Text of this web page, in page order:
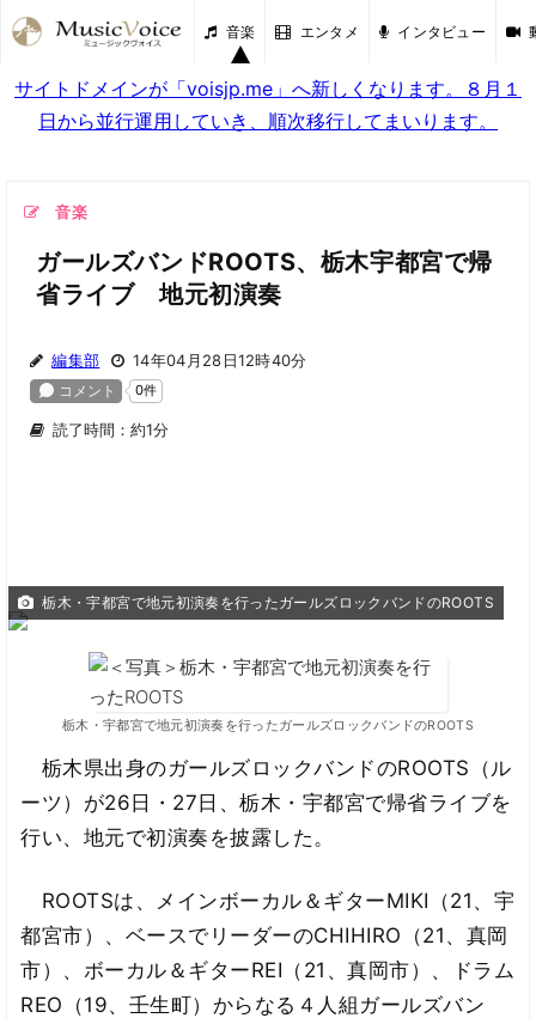
音楽 エンタメ インタビュー
サイトドメインが「voisjp.me」へ新しくなります。８月１
日から並行運用していき、順次移行してまいります。
音楽
ガールズバンドROOTS、栃木宇都宮で帰
省ライブ 地元初演奏
編集部 14年04月28日12時40分
読了時間：約1分
栃木・宇都宮で地元初演奏を行ったガールズロックバンドのROOTS
栃木・宇都宮で地元初演奏を行ったガールズロックバンドのROOTS
栃木県出身のガールズロックバンドのROOTS（ル
ーツ）が26日・27日、栃木・宇都宮で帰省ライブを
行い、地元で初演奏を披露した。
ROOTSは、メインボーカル＆ギターMIKI（21、宇
都宮市）、ベースでリーダーのCHIHIRO（21、真岡
市）、ボーカル＆ギターREI（21、真岡市）、ドラム
REO（19、壬生町）からなる４人組ガールズバン